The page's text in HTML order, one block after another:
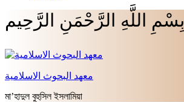
بِسْمِ اللَّهِ الرَّحْمَنِ الرَّحِيم
معهد البحوث الاسلامية
মা’হাদুল বুহুসিল ইসলামিয়া